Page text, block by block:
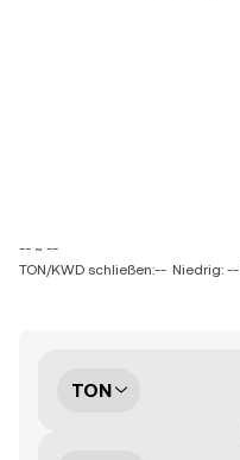
-- ~ --
TON/KWD schließen:-- Niedrig: --
TON